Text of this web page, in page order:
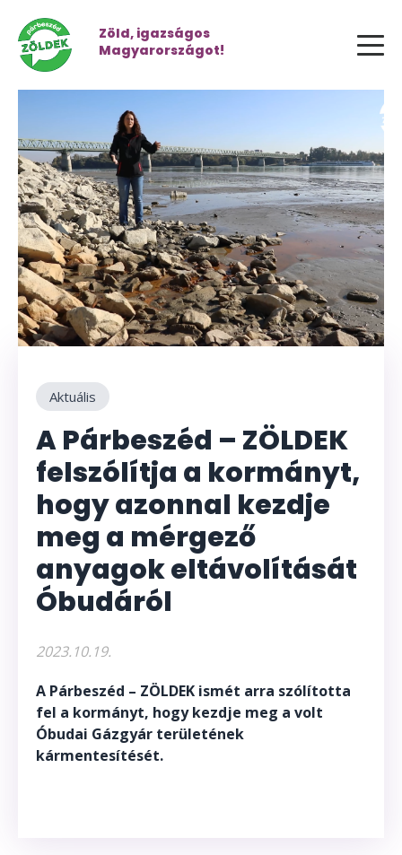
Zöld, igazságos
Magyarországot!
Aktuális
A Párbeszéd – ZÖLDEK
felszólítja a kormányt,
hogy azonnal kezdje
meg a mérgező
anyagok eltávolítását
Óbudáról
2023.10.19.
A Párbeszéd – ZÖLDEK ismét arra szólította
fel a kormányt, hogy kezdje meg a volt
Óbudai Gázgyár területének
kármentesítését.